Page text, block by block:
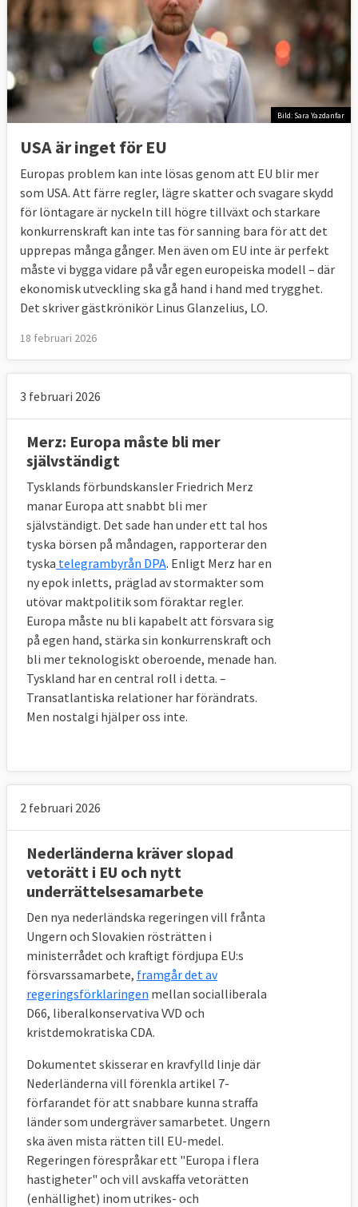
Bild: Sara Yazdanfar
USA är inget för EU
Europas problem kan inte lösas genom att EU blir mer
som USA. Att färre regler, lägre skatter och svagare skydd
för löntagare är nyckeln till högre tillväxt och starkare
konkurrenskraft kan inte tas för sanning bara för att det
upprepas många gånger. Men även om EU inte är perfekt
måste vi bygga vidare på vår egen europeiska modell – där
ekonomisk utveckling ska gå hand i hand med trygghet.
Det skriver gästkrönikör Linus Glanzelius, LO.
18 februari 2026
3 februari 2026
Merz: Europa måste bli mer
självständigt
Tysklands förbundskansler Friedrich Merz
manar Europa att snabbt bli mer
självständigt. Det sade han under ett tal hos
tyska börsen på måndagen, rapporterar den
tyska telegrambyrån DPA. Enligt Merz har en
ny epok inletts, präglad av stormakter som
utövar maktpolitik som föraktar regler.
Europa måste nu bli kapabelt att försvara sig
på egen hand, stärka sin konkurrenskraft och
bli mer teknologiskt oberoende, menade han.
Tyskland har en central roll i detta. –
Transatlantiska relationer har förändrats.
Men nostalgi hjälper oss inte.
2 februari 2026
Nederländerna kräver slopad
vetorätt i EU och nytt
underrättelsesamarbete
Den nya nederländska regeringen vill frånta
Ungern och Slovakien rösträtten i
ministerrådet och kraftigt fördjupa EU:s
försvarssamarbete, framgår det av
regeringsförklaringen mellan socialliberala
D66, liberalkonservativa VVD och
kristdemokratiska CDA.
Dokumentet skisserar en kravfylld linje där
Nederländerna vill förenkla artikel 7-
förfarandet för att snabbare kunna straffa
länder som undergräver samarbetet. Ungern
ska även mista rätten till EU-medel.
Regeringen förespråkar ett "Europa i flera
hastigheter" och vill avskaffa vetorätten
(enhällighet) inom utrikes- och